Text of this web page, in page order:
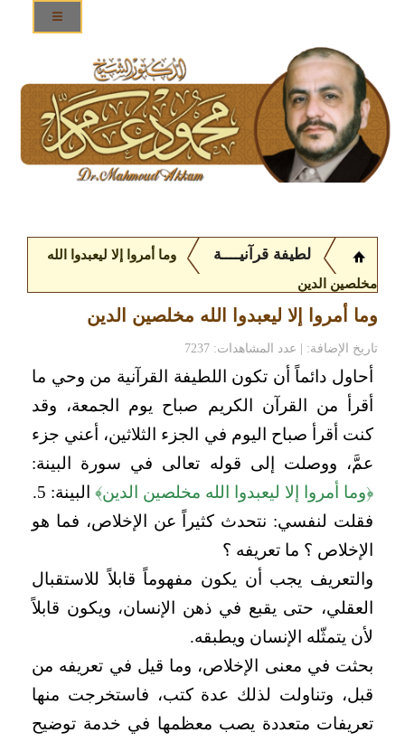
لطيفة قرآنيــــة وما أمروا إلا ليعبدوا الله
مخلصين الدين
وما أمروا إلا ليعبدوا الله مخلصين الدين
تاريخ الإضافة: | عدد المشاهدات: 7237
أحاول دائماً أن تكون اللطيفة القرآنية من وحي ما
أقرأ من القرآن الكريم صباح يوم الجمعة، وقد
كنت أقرأ صباح اليوم في الجزء الثلاثين، أعني جزء
عمَّ، ووصلت إلى قوله تعالى في سورة البينة:
﴿وما أمروا إلا ليعبدوا الله مخلصين الدين﴾ البينة: 5.
فقلت لنفسي: نتحدث كثيراً عن الإخلاص، فما هو
الإخلاص ؟ ما تعريفه ؟
والتعريف يجب أن يكون مفهوماً قابلاً للاستقبال
العقلي، حتى يقبع في ذهن الإنسان، ويكون قابلاً
لأن يتمثّله الإنسان ويطبقه.
بحثت في معنى الإخلاص، وما قيل في تعريفه من
قبل، وتناولت لذلك عدة كتب، فاستخرجت منها
تعريفات متعددة يصب معظمها في خدمة توضيح